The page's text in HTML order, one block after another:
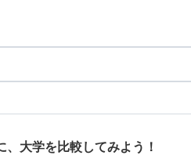
大学を比較してみよう！